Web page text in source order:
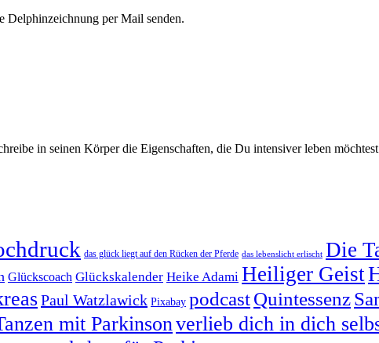
Delphinzeichnung per Mail senden.
in seinen Körper die Eigenschaften, die Du intensiver leben
das glück liegt auf den Rücken der Pferde das lebenslicht erlischt Die
Glückscoach Glückskalender Heike Adami Heiliger Geist
Paul Watzlawick Pixabay podcastQuintessenz
mit Parkinsonverlieb dich in dich